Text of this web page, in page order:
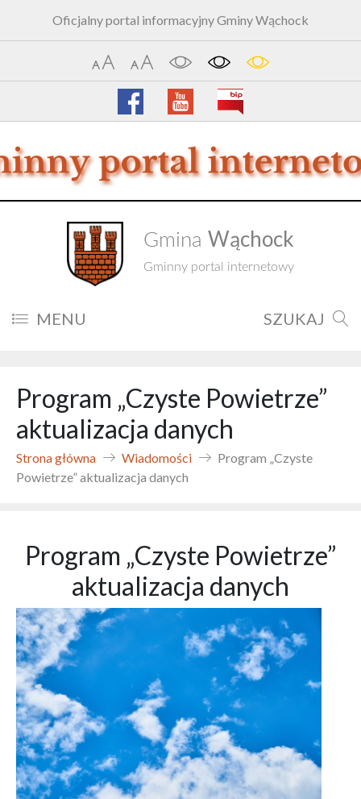
Oficjalny portal informacyjny Gminy Wąchock
Gmina Wąchock
Gminny portal internetowy
MENU SZUKAJ
Program „Czyste Powietrze”
aktualizacja danych
Strona główna Wiadomości
Program „Czyste
Powietrze” aktualizacja danych
Program „Czyste Powietrze”
aktualizacja danych